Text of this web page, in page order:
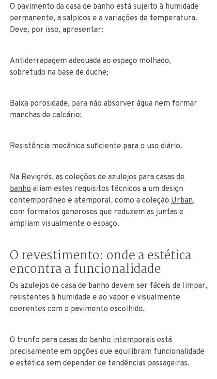
O pavimento da casa de banho está sujeito à humidade
permanente, a salpicos e a variações de temperatura.
Deve, por isso, apresentar:
Antiderrapagem adequada ao espaço molhado,
sobretudo na base de duche;
Baixa porosidade, para não absorver água nem formar
manchas de calcário;
Resistência mecânica suficiente para o uso diário.
Na Revigrés, as coleções de azulejos para casas de
banho aliam estes requisitos técnicos a um design
contemporâneo e atemporal, como a coleção Urban,
com formatos generosos que reduzem as juntas e
ampliam visualmente o espaço.
O revestimento: onde a estética
encontra a funcionalidade
Os azulejos de casa de banho devem ser fáceis de limpar,
resistentes à humidade e ao vapor e visualmente
coerentes com o pavimento escolhido.
O trunfo para casas de banho intemporais está
precisamente em opções que equilibram funcionalidade
e estética sem depender de tendências passageiras.